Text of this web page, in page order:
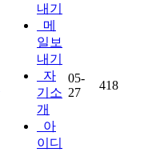
내기
메
일보
내기
자
기소
개
아
이디
05-
27
418